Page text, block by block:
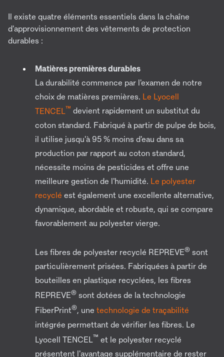
Il existe quatre éléments essentiels dans la chaîne
d'approvisionnement des vêtements de protection
durables :
Matières premières durables
La durabilité commence par l'examen de notre
choix de matières premières. Le Lyocell
TENCEL™ devient rapidement un substitut du
coton standard. Fabriqué à partir de pulpe de bois,
il utilise jusqu'à 95 % moins d'eau dans sa
production par rapport au coton standard,
nécessite moins de pesticides et offre une
meilleure gestion de l'humidité. Le polyester
recyclé est également une excellente alternative,
dynamique, abordable et robuste, qui se compare
favorablement au polyester vierge.
Les fibres de polyester recyclé REPREVE® sont
particulièrement prisées. Fabriquées à partir de
bouteilles en plastique recyclées, les fibres
REPREVE® sont dotées de la technologie
FiberPrint®, une technologie de traçabilité
intégrée permettant de vérifier les fibres. Le
Lyocell TENCEL™ et le polyester recyclé
présentent l'avantage supplémentaire de rester